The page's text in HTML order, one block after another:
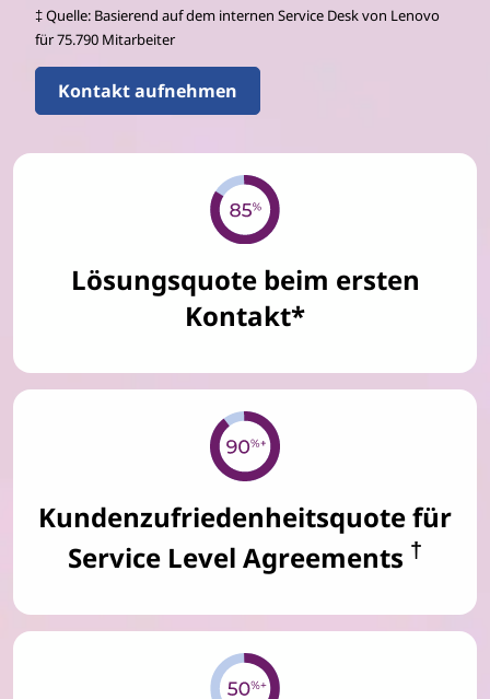
‡ Quelle: Basierend auf dem internen Service Desk von Lenovo
für 75.790 Mitarbeiter
Kontakt aufnehmen
Lösungsquote beim ersten
Kontakt*
Kundenzufriedenheitsquote für
Service Level Agreements †